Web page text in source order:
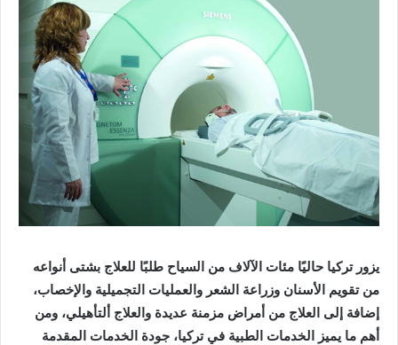
يزور تركيا حاليًا مئات الآلاف من السياح طلبًا للعلاج بشتى أنواعه
من تقويم الأسنان وزراعة الشعر والعمليات التجميلية والإخصاب،
إضافة إلى العلاج من أمراض مزمنة عديدة والعلاج ألتأهيلي، ومن
أهم ما يميز الخدمات الطبية في تركيا، جودة الخدمات المقدمة